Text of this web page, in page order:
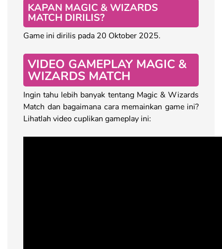
KAPAN MAGIC & WIZARDS
MATCH DIRILIS?
Game ini dirilis pada 20 Oktober 2025.
VIDEO GAMEPLAY MAGIC &
WIZARDS MATCH
Ingin tahu lebih banyak tentang Magic & Wizards
Match dan bagaimana cara memainkan game ini?
Lihatlah video cuplikan gameplay ini: